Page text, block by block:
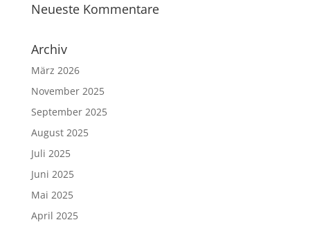
Neueste Kommentare
Archiv
März 2026
November 2025
September 2025
August 2025
Juli 2025
Juni 2025
Mai 2025
April 2025